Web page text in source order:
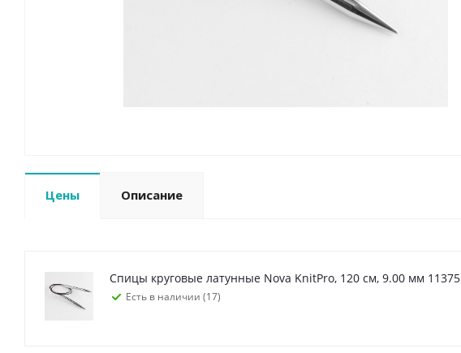
Цены Описание
Спицы круговые латунные Nova KnitPro, 120 см, 9.00 мм 11375
Есть в наличии (17)